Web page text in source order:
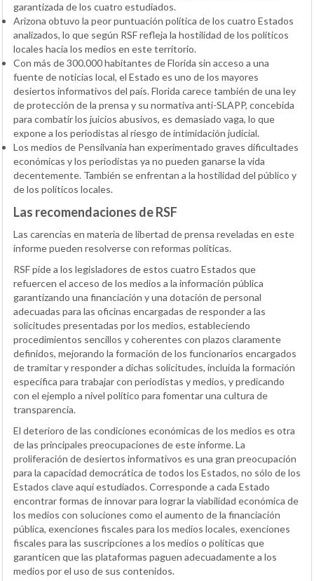
garantizada de los cuatro estudiados.
Arizona obtuvo la peor puntuación política de los cuatro Estados
analizados, lo que según RSF refleja la hostilidad de los políticos
locales hacia los medios en este territorio.
Con más de 300.000 habitantes de Florida sin acceso a una
fuente de noticias local, el Estado es uno de los mayores
desiertos informativos del país. Florida carece también de una ley
de protección de la prensa y su normativa anti-SLAPP, concebida
para combatir los juicios abusivos, es demasiado vaga, lo que
expone a los periodistas al riesgo de intimidación judicial.
Los medios de Pensilvania han experimentado graves dificultades
económicas y los periodistas ya no pueden ganarse la vida
decentemente. También se enfrentan a la hostilidad del público y
de los políticos locales.
Las recomendaciones de RSF
Las carencias en materia de libertad de prensa reveladas en este
informe pueden resolverse con reformas políticas.
RSF pide a los legisladores de estos cuatro Estados que
refuercen el acceso de los medios a la información pública
garantizando una financiación y una dotación de personal
adecuadas para las oficinas encargadas de responder a las
solicitudes presentadas por los medios, estableciendo
procedimientos sencillos y coherentes con plazos claramente
definidos, mejorando la formación de los funcionarios encargados
de tramitar y responder a dichas solicitudes, incluida la formación
específica para trabajar con periodistas y medios, y predicando
con el ejemplo a nivel político para fomentar una cultura de
transparencia.
El deterioro de las condiciones económicas de los medios es otra
de las principales preocupaciones de este informe. La
proliferación de desiertos informativos es una gran preocupación
para la capacidad democrática de todos los Estados, no sólo de los
Estados clave aquí estudiados. Corresponde a cada Estado
encontrar formas de innovar para lograr la viabilidad económica de
los medios con soluciones como el aumento de la financiación
pública, exenciones fiscales para los medios locales, exenciones
fiscales para las suscripciones a los medios o políticas que
garanticen que las plataformas paguen adecuadamente a los
medios por el uso de sus contenidos.